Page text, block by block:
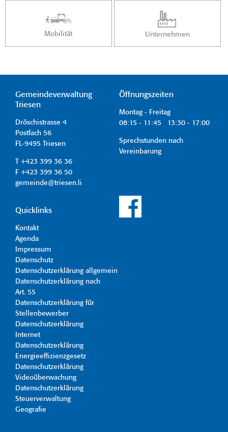
Mobilität Unternehmen
Gemeindeverwaltung
Triesen
Dröschistrasse 4
Postfach 56
FL-9495 Triesen
T +423 399 36 36
F +423 399 36 50
gemeinde@triesen.li
Öffnungszeiten
Montag - Freitag
08:15 - 11:45 13:30 - 17:00
Sprechstunden nach
Vereinbarung
Quicklinks
Kontakt
Agenda
Impressum
Datenschutz
Datenschutzerklärung allgemein
Datenschutzerklärung nach
Art. 55
Datenschutzerklärung für
Stellenbewerber
Datenschutzerklärung
Internet
Datenschutzerklärung
Energieeffizienzgesetz
Datenschutzerklärung
Videoüberwachung
Datenschutzerklärung
Steuerverwaltung
Geografie